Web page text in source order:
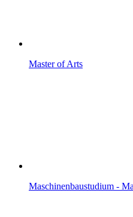
Master of Arts
Maschinenbaustudium -